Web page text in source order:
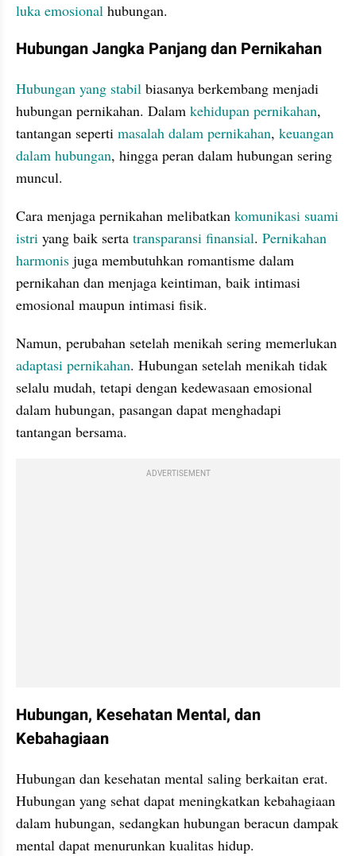
luka emosional hubungan.
Hubungan Jangka Panjang dan Pernikahan
Hubungan yang stabil biasanya berkembang menjadi
hubungan pernikahan. Dalam kehidupan pernikahan,
tantangan seperti masalah dalam pernikahan, keuangan
dalam hubungan, hingga peran dalam hubungan sering
muncul.
Cara menjaga pernikahan melibatkan komunikasi suami
istri yang baik serta transparansi finansial. Pernikahan
harmonis juga membutuhkan romantisme dalam
pernikahan dan menjaga keintiman, baik intimasi
emosional maupun intimasi fisik.
adaptasi pernikahan. Hubungan setelah menikah tidak
selalu mudah, tetapi dengan kedewasaan emosional
dalam hubungan, pasangan dapat menghadapi
tantangan bersama.
ADVERTISEMENT
Hubungan, Kesehatan Mental, dan
Kebahagiaan
Hubungan dan kesehatan mental saling berkaitan erat.
Hubungan yang sehat dapat meningkatkan kebahagiaan
dalam hubungan, sedangkan hubungan beracun dampak
mental dapat menurunkan kualitas hidup.